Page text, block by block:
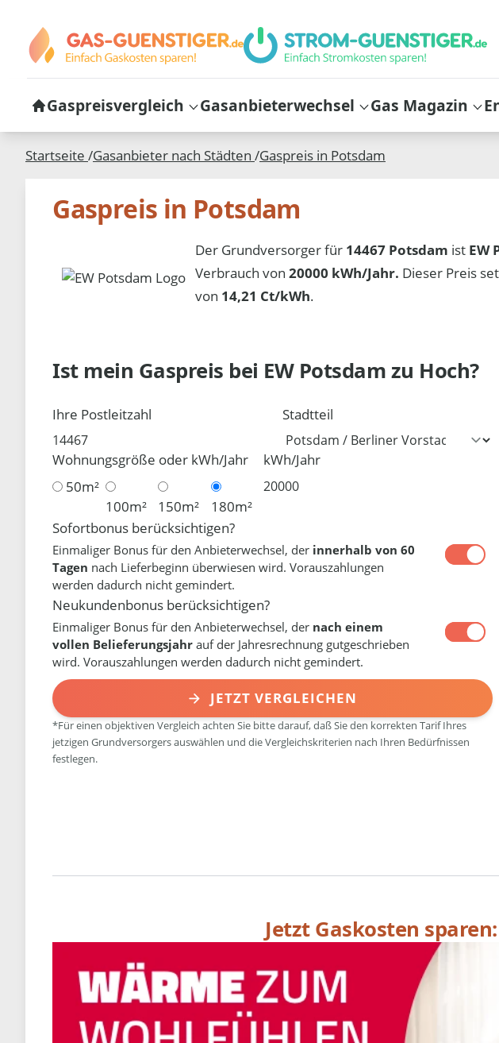
Gaspreisvergleich Gasanbieterwechsel Gas Magazin
Startseite /Gasanbieter nach Städten /Gaspreis in Potsdam
Gaspreis in Potsdam
Der Grundversorger für 14467 Potsdam ist EW
Verbrauch von20000 kWh/Jahr. Dieser Preis
von 14,21 Ct/kWh.
Ist mein Gaspreis bei EW Potsdam zu Hoch?
Ihre Postleitzahl Stadtteil
Wohnungsgröße oder kWh/Jahr
50m²
100m²
150m² 180m²
kWh/Jahr
Sofortbonus berücksichtigen?
Einmaliger Bonus für den Anbieterwechsel, der innerhalb von 60
Tagen nach Lieferbeginn überwiesen wird. Vorauszahlungen
werden dadurch nicht gemindert.
Neukundenbonus berücksichtigen?
Einmaliger Bonus für den Anbieterwechsel, der nach einem
vollen Belieferungsjahr auf der Jahresrechnung gutgeschrieben
wird. Vorauszahlungen werden dadurch nicht gemindert.
JETZT VERGLEICHEN
*Für einen objektiven Vergleich achten Sie bitte darauf, daß Sie den korrekten Tarif Ihres
jetzigen Grundversorgers auswählen und die Vergleichskriterien nach Ihren Bedürfnissen
festlegen.
Jetzt Gaskosten